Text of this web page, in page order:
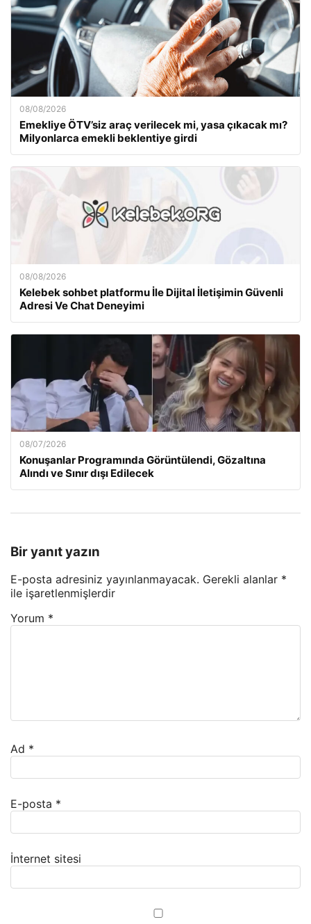
08/08/2026
Emekliye ÖTV’siz araç verilecek mi, yasa çıkacak mı?
Milyonlarca emekli beklentiye girdi
08/08/2026
Kelebek sohbet platformu İle Dijital İletişimin Güvenli
Adresi Ve Chat Deneyimi
08/07/2026
Konuşanlar Programında Görüntülendi, Gözaltına
Alındı ve Sınır dışı Edilecek
Bir yanıt yazın
E-posta adresiniz yayınlanmayacak. Gerekli alanlar *
ile işaretlenmişlerdir
Yorum *
Ad *
E-posta *
İnternet sitesi